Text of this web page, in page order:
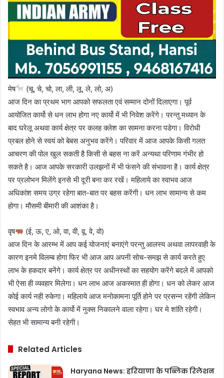
मेष
(चू, चे, चो, ला, ली, लू, ले, लो, अ)
आज दिन का प्रथम भाग आपको सफलता एवं सम्मान दोनों दिलाएगा। पूर्व
आयोजित कार्यो से धन लाभ होगा नए कार्यो में भी निवेश करेंगे। परन्तु मध्यान के
बाद घरेलू अथवा कार्य क्षेत्र पर कलह क्लेश का सामना करना पडेगा। विरोधी
प्रबल होने से स्वयं को बेबस अनुभव करेंगे। परिवार में आज आपके किसी गलत
आचरण की पोल खुल सकती है किसी से बहस ना करें अन्यथा परिणाम गंभीर हो
सकते है। आज आपके सरकारी उलझनों में भी फंसने की संभावना है। कार्य क्षेत्र
पर प्रलोभन मिलेंगे इनसे भी दूरी बना कर रखें। महिलाये का स्वाभव आज
अधिकांश समय उग्र रहेगा बात-बात पर बहस करेंगी। धन लाभ सामान्य से कम
होगा। मौसमी बीमारी की आशंका है।
वृष
(ई, ऊ, ए, ओ, वा, वी, वू, वे, वो)
आज दिन के आरम्भ में आप कई योजनाएं बनाएंगे परन्तु आलस्य अथवा लापरवाही के
कारण इनमे विलम्ब होगा फिर भी आज आप अपनी सोच-समझ से कार्य करते हुए
लाभ के हकदार बनेंगे। कार्य क्षेत्र पर अधीनस्थों का सहयोग करेंगे बदले में आपको
भी ऐसा ही व्यवहार मिलेगा। धन लाभ आज अकस्मात ही होगा। धन को लेकर आज
कोई कार्य नही रुकेगा। महिलाये आज मनोकामना पूर्ति होने पर प्रसन्न रहेंगी लेकिन
स्वभाव अन्य लोगो के कार्यो में नुक्स निकालने वाला रहेगा। घर मे शांति रहेगी।
सेहत भी सामान्य बनी रहेगी।
Related Articles
Haryana News: हरियाणा के पब्लिक रिलेशन